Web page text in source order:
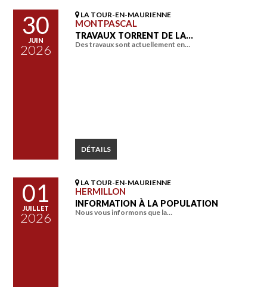
30
JUIN
2026
LA TOUR-EN-MAURIENNE
MONTPASCAL
TRAVAUX TORRENT DE LA…
Des travaux sont actuellement en…
DÉTAILS
01
JUILLET
2026
LA TOUR-EN-MAURIENNE
HERMILLON
INFORMATION À LA POPULATION
Nous vous informons que la…